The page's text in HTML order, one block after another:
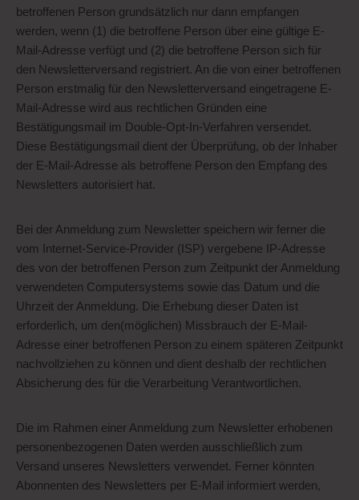
betroffenen Person grundsätzlich nur dann empfangen
werden, wenn (1) die betroffene Person über eine gültige E-
Mail-Adresse verfügt und (2) die betroffene Person sich für
den Newsletterversand registriert. An die von einer betroffenen
Person erstmalig für den Newsletterversand eingetragene E-
Mail-Adresse wird aus rechtlichen Gründen eine
Bestätigungsmail im Double-Opt-In-Verfahren versendet.
Diese Bestätigungsmail dient der Überprüfung, ob der Inhaber
der E-Mail-Adresse als betroffene Person den Empfang des
Newsletters autorisiert hat.
Bei der Anmeldung zum Newsletter speichern wir ferner die
vom Internet-Service-Provider (ISP) vergebene IP-Adresse
des von der betroffenen Person zum Zeitpunkt der Anmeldung
verwendeten Computersystems sowie das Datum und die
Uhrzeit der Anmeldung. Die Erhebung dieser Daten ist
erforderlich, um den(möglichen) Missbrauch der E-Mail-
Adresse einer betroffenen Person zu einem späteren Zeitpunkt
nachvollziehen zu können und dient deshalb der rechtlichen
Absicherung des für die Verarbeitung Verantwortlichen.
Die im Rahmen einer Anmeldung zum Newsletter erhobenen
personenbezogenen Daten werden ausschließlich zum
Versand unseres Newsletters verwendet. Ferner könnten
Abonnenten des Newsletters per E-Mail informiert werden,